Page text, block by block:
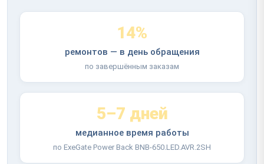
14%
ремонтов — в день обращения
по завершённым заказам
5–7 дней
медианное время работы
по ExeGate Power Back BNB-650.LED.AVR.2SH